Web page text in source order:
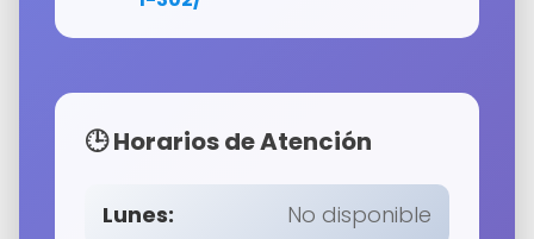
🕒 Horarios de Atención
Lunes: No disponible